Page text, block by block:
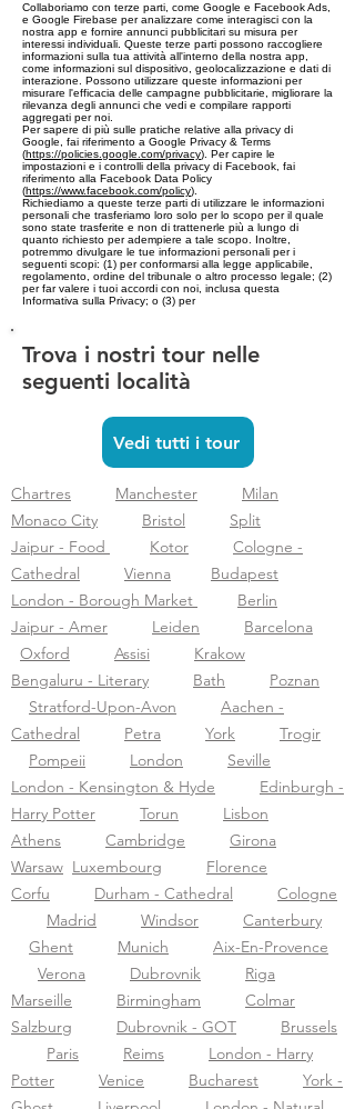
Collaboriamo con terze parti, come Google e Facebook Ads,
e Google Firebase per analizzare come interagisci con la
nostra app e fornire annunci pubblicitari su misura per
interessi individuali. Queste terze parti possono raccogliere
informazioni sulla tua attività all'interno della nostra app,
come informazioni sul dispositivo, geolocalizzazione e dati di
interazione. Possono utilizzare queste informazioni per
misurare l'efficacia delle campagne pubblicitarie, migliorare la
rilevanza degli annunci che vedi e compilare rapporti
aggregati per noi.
Per sapere di più sulle pratiche relative alla privacy di
Google, fai riferimento a Google Privacy & Terms
(https://policies.google.com/privacy). Per capire le
impostazioni e i controlli della privacy di Facebook, fai
riferimento alla Facebook Data Policy
(https://www.facebook.com/policy).
Richiediamo a queste terze parti di utilizzare le informazioni
personali che trasferiamo loro solo per lo scopo per il quale
sono state trasferite e non di trattenerle più a lungo di
quanto richiesto per adempiere a tale scopo. Inoltre,
potremmo divulgare le tue informazioni personali per i
seguenti scopi: (1) per conformarsi alla legge applicabile,
regolamento, ordine del tribunale o altro processo legale; (2)
per far valere i tuoi accordi con noi, inclusa questa
Informativa sulla Privacy; o (3) per
Trova i nostri tour nelle
seguenti località
Vedi tutti i tour
Chartres Manchester
Milan
Monaco City
Bristol
Split
Jaipur - Food
Kotor
Cologne -
Cathedral
Vienna
Budapest
London - Borough Market
Berlin
Jaipur - Amer
Leiden
Barcelona
Oxford
Assisi
Krakow
Bengaluru - Literary
Bath
Poznan
Stratford-Upon-Avon
Aachen -
Cathedral
Petra York
Trogir
Pompeii
London
Seville
London - Kensington & Hyde
Edinburgh -
Harry Potter
Torun
Lisbon
Athens
Cambridge
Girona
Warsaw Luxembourg
Florence
Corfu
Durham - Cathedral
Cologne
Madrid
Windsor
Canterbury
Ghent
Munich
Aix-En-Provence
Verona
Dubrovnik
Riga
Marseille
Birmingham
Colmar
Salzburg
Dubrovnik - GOT
Brussels
Paris
Reims
London - Harry
Potter
Venice Bucharest
York -